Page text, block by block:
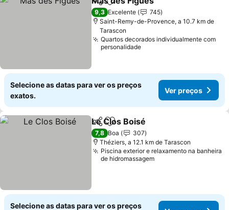
PartilharAdicionar aos favoritos
9,3 Excelente
745
Saint-Remy-de-Provence, a 10.7 km de
Tarascon
Quartos decorados individualmente com
personalidade
Selecione as datas para ver os preços
exatos.
Ver preços
PartilharAdicionar aos favoritos
Le Clos Boisé
7,8 Boa
307
Théziers, a 12.1 km de Tarascon
Piscina exterior e relaxamento na banheira
de hidromassagem
Selecione as datas para ver os preços